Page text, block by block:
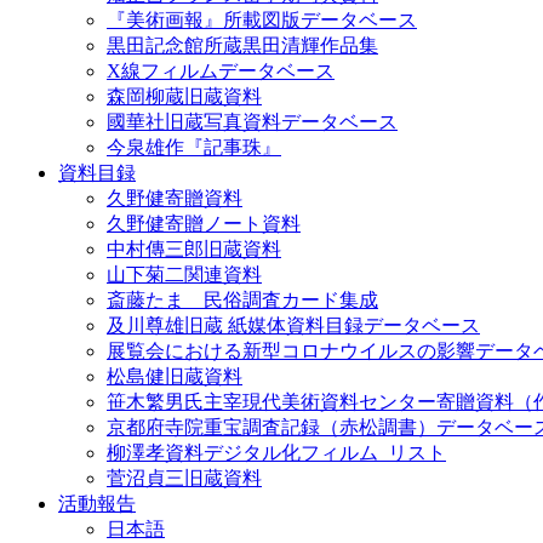
『美術画報』所載図版データベース
黒田記念館所蔵黒田清輝作品集
X線フィルムデータベース
森岡柳蔵旧蔵資料
國華社旧蔵写真資料データベース
今泉雄作『記事珠』
資料目録
久野健寄贈資料
久野健寄贈ノート資料
中村傳三郎旧蔵資料
山下菊二関連資料
斎藤たま 民俗調査カード集成
及川尊雄旧蔵 紙媒体資料目録データベース
展覧会における新型コロナウイルスの影響データ
松島健旧蔵資料
笹木繁男氏主宰現代美術資料センター寄贈資料（
京都府寺院重宝調査記録（赤松調書）データベー
柳澤孝資料デジタル化フィルム_リスト
菅沼貞三旧蔵資料
活動報告
日本語